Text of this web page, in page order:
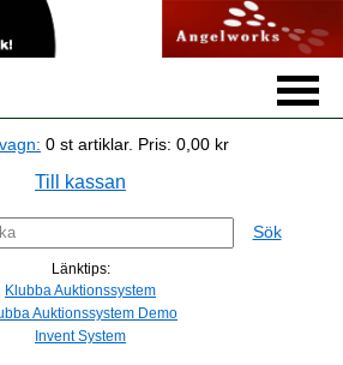
0 st artiklar. Pris: 0,00 kr
Till kassan
Sök
Länktips:
Klubba Auktionssystem
Auktionssystem Demo
Invent System